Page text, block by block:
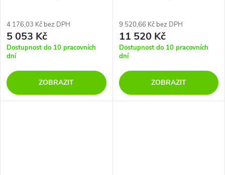
4 176,03 Kč bez DPH
5 053 Kč
Dostupnost do 10 pracovních
dní
ZOBRAZIT
9 520,66 Kč bez DPH
11 520 Kč
Dostupnost do 10 pracovních
dní
ZOBRAZIT